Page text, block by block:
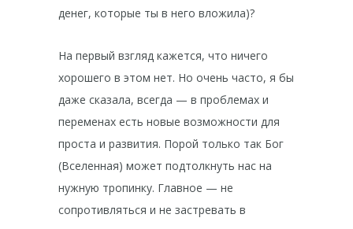
денег, которые ты в него вложила)?
На первый взгляд кажется, что ничего
хорошего в этом нет. Но очень часто, я бы
даже сказала, всегда — в проблемах и
переменах есть новые возможности для
проста и развития. Порой только так Бог
(Вселенная) может подтолкнуть нас на
нужную тропинку. Главное — не
сопротивляться и не застревать в